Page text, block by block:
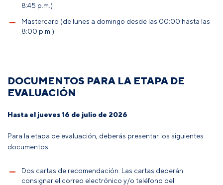
8:45 p.m.)
Mastercard (de lunes a domingo desde las 00:00 hasta las
8:00 p.m.)
DOCUMENTOS PARA LA ETAPA DE
EVALUACIÓN
Hasta el jueves 16 de julio de 2026
Para la etapa de evaluación, deberás presentar los siguientes
documentos:
Dos cartas de recomendación. Las cartas deberán
consignar el correo electrónico y/o teléfono del